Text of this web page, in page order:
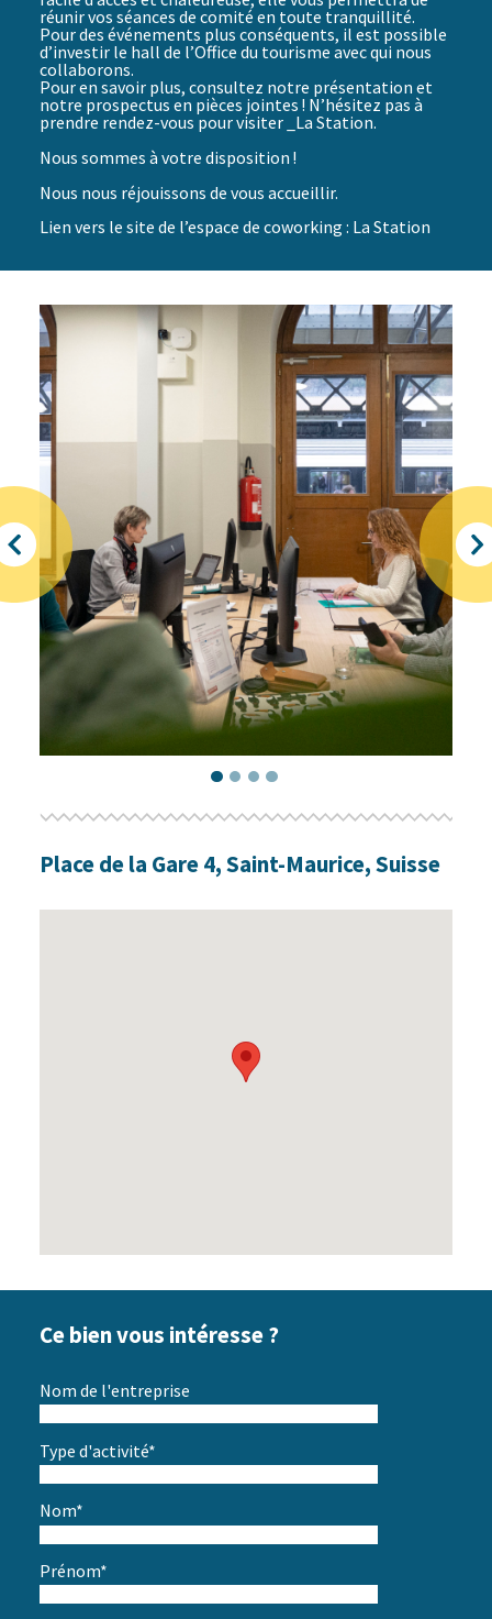
réunir vos séances de comité en toute tranquillité.
Pour des événements plus conséquents, il est possible
d’investir le hall de l’Office du tourisme avec qui nous
collaborons.
Pour en savoir plus, consultez notre présentation et
notre prospectus en pièces jointes ! N’hésitez pas à
prendre rendez-vous pour visiter _La Station.
Nous sommes à votre disposition !
Nous nous réjouissons de vous accueillir.
Lien vers le site de l’espace de coworking : La Station
Place de la Gare4,Saint-Maurice,Suisse
Ce bien vous intéresse ?
Nom de l'entreprise
Type d'activité*
Nom*
Prénom*